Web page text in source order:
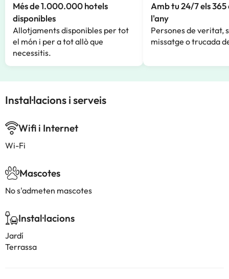
Més de 1.000.000 hotels
disponibles
Allotjaments disponibles per tot
el món i per a tot allò que
necessitis.
Amb tu 24/7 els 365
l'any
Persones de veritat,
missatge o trucada
Instal·lacions i serveis
Wifi i Internet
Wi-Fi
Mascotes
No s'admeten mascotes
Instal·lacions
Jardí
Terrassa